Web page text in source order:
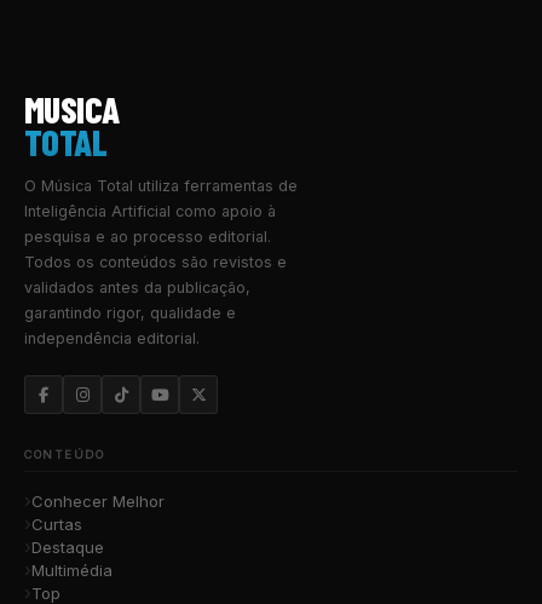
MUSICA
TOTAL
O Música Total utiliza ferramentas de
Inteligência Artificial como apoio à
pesquisa e ao processo editorial.
Todos os conteúdos são revistos e
validados antes da publicação,
garantindo rigor, qualidade e
independência editorial.
CONTEÚDO
Conhecer Melhor
Curtas
Destaque
Multimédia
Top